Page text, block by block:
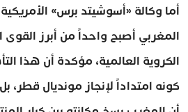
أما وكالة «أسوشيتد برس»
المغربي أصبح واحداً من أبرز
الكروية العالمية، مؤكدة أن هذا
كونه امتداداً لإنجاز مونديال قطر،